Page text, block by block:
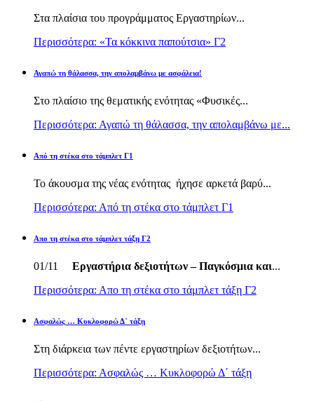
Στα πλαίσια του προγράμματος Εργαστηρίων...
Περισσότερα: «Τα κόκκινα παπούτσια» Γ2
Αγαπώ τη θάλασσα, την απολαμβάνω με ασφάλεια!
Στο πλαίσιο της θεματικής ενότητας «Φυσικές...
Περισσότερα: Αγαπώ τη θάλασσα, την απολαμβάνω με...
Από τη στέκα στο τάμπλετ Γ1
Το άκουσμα της νέας ενότητας ήχησε αρκετά βαρύ...
Περισσότερα: Από τη στέκα στο τάμπλετ Γ1
Απο τη στέκα στο τάμπλετ τάξη Γ2
01/11 Εργαστήρια δεξιοτήτων – Παγκόσμια και...
Περισσότερα: Απο τη στέκα στο τάμπλετ τάξη Γ2
Ασφαλώς … Κυκλοφορώ Δ΄ τάξη
Στη διάρκεια των πέντε εργαστηρίων δεξιοτήτων...
Περισσότερα: Ασφαλώς … Κυκλοφορώ Δ΄ τάξη